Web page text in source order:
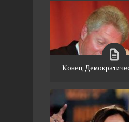
Конец